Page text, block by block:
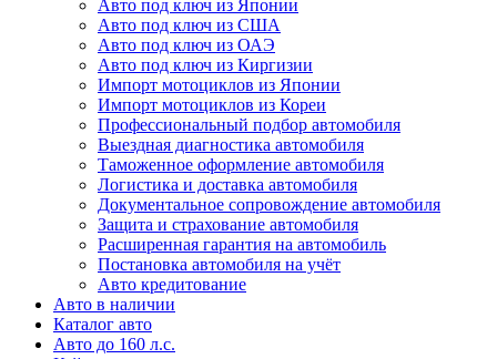
Авто под ключ из Японии
Авто под ключ из США
Авто под ключ из ОАЭ
Авто под ключ из Киргизии
Импорт мотоциклов из Японии
Импорт мотоциклов из Кореи
Профессиональный подбор автомобиля
Выездная диагностика автомобиля
Таможенное оформление автомобиля
Логистика и доставка автомобиля
Документальное сопровождение автомобиля
Защита и страхование автомобиля
Расширенная гарантия на автомобиль
Постановка автомобиля на учёт
Авто кредитование
Авто в наличии
Каталог авто
Авто до 160 л.с.